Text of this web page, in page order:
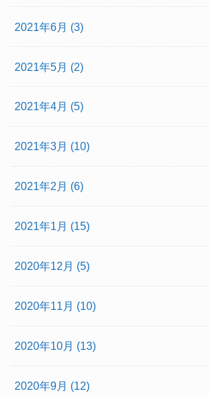
2021年6月 (3)
2021年5月 (2)
2021年4月 (5)
2021年3月 (10)
2021年2月 (6)
2021年1月 (15)
2020年12月 (5)
2020年11月 (10)
2020年10月 (13)
2020年9月 (12)